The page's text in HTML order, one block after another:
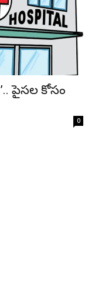
పైసల కోసం
0